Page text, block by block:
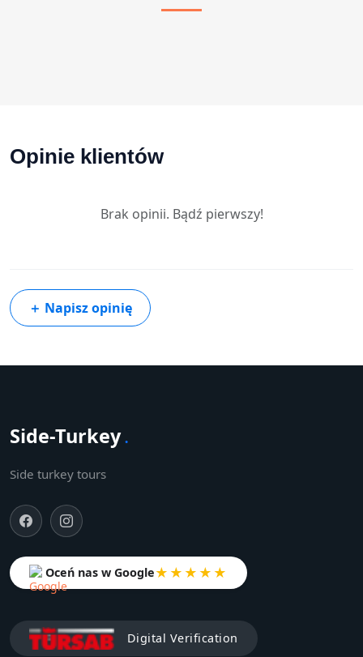
Opinie klientów
Brak opinii. Bądź pierwszy!
＋ Napisz opinię
Side-Turkey.
Side turkey tours
Oceń nas w Google★★★★★
Digital Verification